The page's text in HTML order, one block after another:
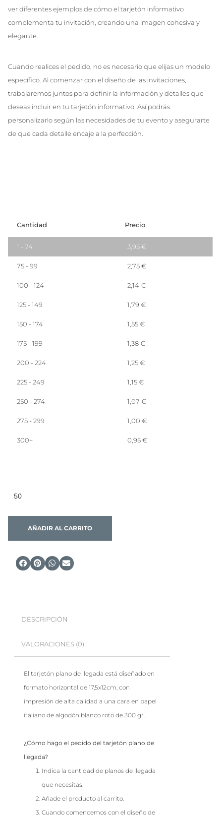
ver diferentes ejemplos de cómo el tarjetón informativo
complementa tu invitación, creando una imagen cohesiva y
elegante.
Cuando realices el pedido, no es necesario que elijas un modelo
específico. Al comenzar con el diseño de las invitaciones,
trabajaremos juntos para definir la información y detalles que
deseas incluir en tu tarjetón informativo. Así podrás
personalizarlo según las necesidades de tu evento y asegurarte
de que cada detalle encaje a la perfección.
Cantidad Precio
1 - 74 3,95 €
75 - 99 2,75 €
100 - 124 2,14 €
125 - 149 1,79 €
150 - 174 1,55 €
175 - 199 1,38 €
200 - 224 1,25 €
225 - 249 1,15 €
250 - 274 1,07 €
275 - 299 1,00 €
300+ 0,95 €
AÑADIR AL CARRITO
DESCRIPCIÓN
VALORACIONES (0)
El tarjetón plano de llegada está diseñado en
formato horizontal de 17,5x12cm, con
impresión de alta calidad a una cara en papel
italiano de algodón blanco roto de 300 gr.
¿Cómo hago el pedido del tarjetón plano de
llegada?
Indica la cantidad de planos de llegada
que necesitas.
Añade el producto al carrito.
Cuando comencemos con el diseño de